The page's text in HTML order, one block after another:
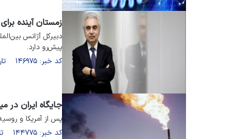
زمستان آینده
دبیرکل آژانس
پیش‌رو دارد.
کد خبر: ۱۴۶۹۷۵ تاریخ انتشار : ۱۴۰۱/۱۱/۳۰
جایگاه ایران در
پس از آمریکا و
کد خبر: ۱۴۴۷۷۵ تاریخ انتشار : ۱۴۰۱/۱۰/۰۷